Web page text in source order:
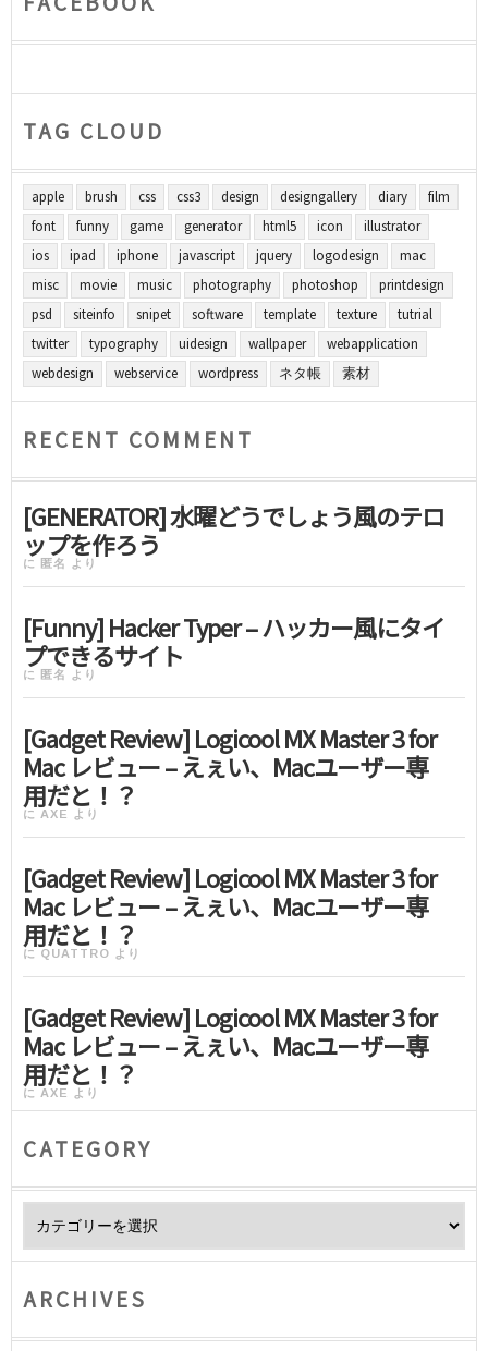
TAG CLOUD
apple brush css css3 design designgallery diary
film
font
funny game generator html5 icon
illustrator
ios
ipad iphone javascript jquery logodesign
mac
misc
movie music photography photoshop
printdesign
psd
siteinfo snipet software template texture
tutrial
twitter
typography uidesign wallpaper
webapplication
webdesign
webservice wordpress ネタ帳 素材
RECENT COMMENT
[GENERATOR] 水曜どうでしょう風のテロ
ップを作ろう
に 匿名 より
[Funny] Hacker Typer – ハッカー風にタイ
プできるサイト
に 匿名 より
[Gadget Review] Logicool MX Master 3 for
Mac レビュー – えぇい、Macユーザー専
用だと！？
に AXE より
[Gadget Review] Logicool MX Master 3 for
Mac レビュー – えぇい、Macユーザー専
用だと！？
に QUATTRO より
[Gadget Review] Logicool MX Master 3 for
Mac レビュー – えぇい、Macユーザー専
用だと！？
に AXE より
CATEGORY
ARCHIVES